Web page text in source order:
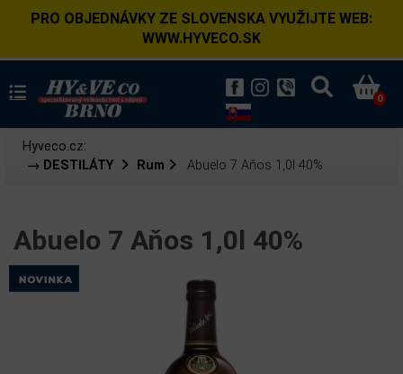
PRO OBJEDNÁVKY ZE SLOVENSKA VYUŽIJTE WEB:
WWW.HYVECO.SK
0
Hyveco.cz:
→ DESTILÁTY
Rum Abuelo 7 Aňos 1,0l 40%
Abuelo 7 Aňos 1,0l 40%